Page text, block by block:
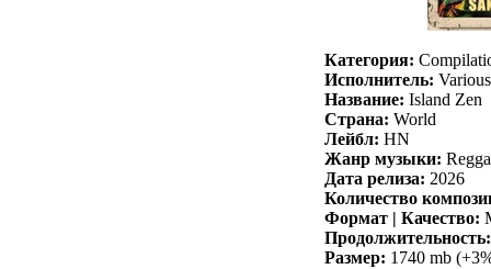
Категория:
Исполнитель:
Название: Island Zen
Страна: World
Лейбл: HN
Жанр музыки:
Дата релиза: 2026
Количество
Формат | Качество:
Продолжительность:
Размер: 1740 mb